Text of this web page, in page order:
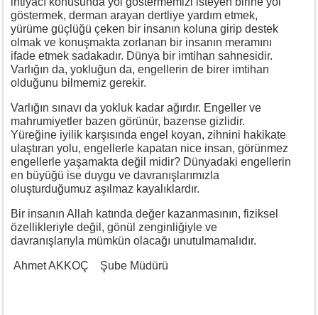
göstermek, derman arayan dertliye yardım etmek,
yürüme güçlüğü çeken bir insanın koluna girip destek
olmak ve konuşmakta zorlanan bir insanın meramını
ifade etmek sadakadır. Dünya bir imtihan sahnesidir.
Varlığın da, yokluğun da, engellerin de birer imtihan
olduğunu bilmemiz gerekir.
Varlığın sınavı da yokluk kadar ağırdır. Engeller ve
mahrumiyetler bazen görünür, bazense gizlidir.
Yüreğine iyilik karşısında engel koyan, zihnini hakikate
ulaştıran yolu, engellerle kapatan nice insan, görünmez
engellerle yaşamakta değil midir? Dünyadaki engellerin
en büyüğü ise duygu ve davranışlarımızla
oluşturduğumuz aşılmaz kayalıklardır.
Bir insanın Allah katında değer kazanmasının, fiziksel
özellikleriyle değil, gönül zenginliğiyle ve
davranışlarıyla mümkün olacağı unutulmamalıdır.
Ahmet AKKOÇ Şube Müdürü